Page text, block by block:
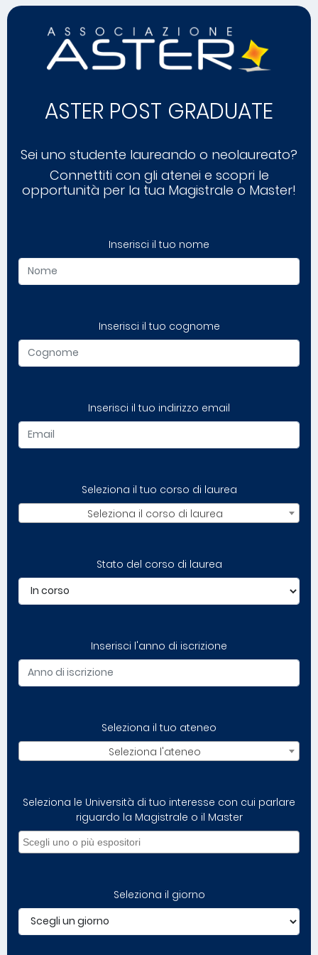
ASTER POST GRADUATE
Sei uno studente laureando o neolaureato?
Connettiti con gli atenei e scopri le
opportunità per la tua Magistrale o Master!
Inserisci il tuo nome
Inserisci il tuo cognome
Inserisci il tuo indirizzo email
Seleziona il tuo corso di laurea
Seleziona il corso di laurea
Stato del corso di laurea
Inserisci l'anno di iscrizione
Seleziona il tuo ateneo
Seleziona l'ateneo
Seleziona le Università di tuo interesse con cui parlare
riguardo la Magistrale o il Master
Seleziona il giorno